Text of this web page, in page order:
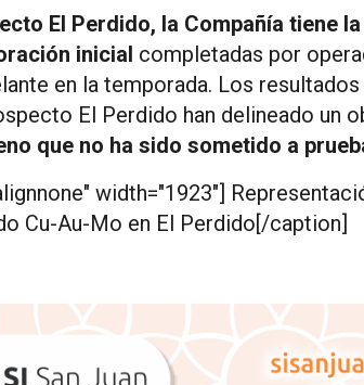
El Perdido, la Compañía tiene
inicial completadas por
en la temporada. Los
El Perdido han delineado un
que no ha sido sometido a
width="1923"]
Cu-Au-Mo en El Perdido[/caption]